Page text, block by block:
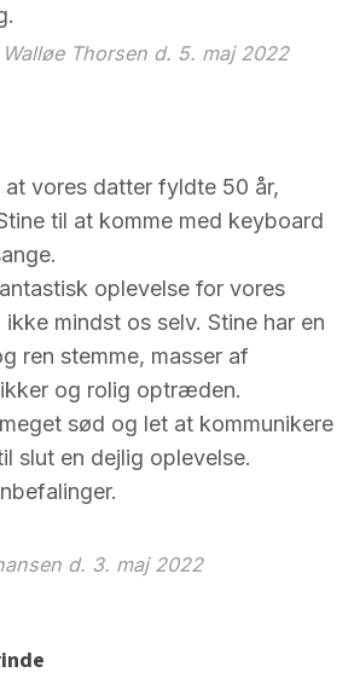
Thorsen d. 5. maj 2022
at vores datter fyldte 50 år,
til at komme med keyboard
oplevelse for vores
mindst os selv. Stine har en
ren stemme, masser af
og rolig optræden.
sød og let at kommunikere
slut en dejlig oplevelse.
d. 3. maj 2022